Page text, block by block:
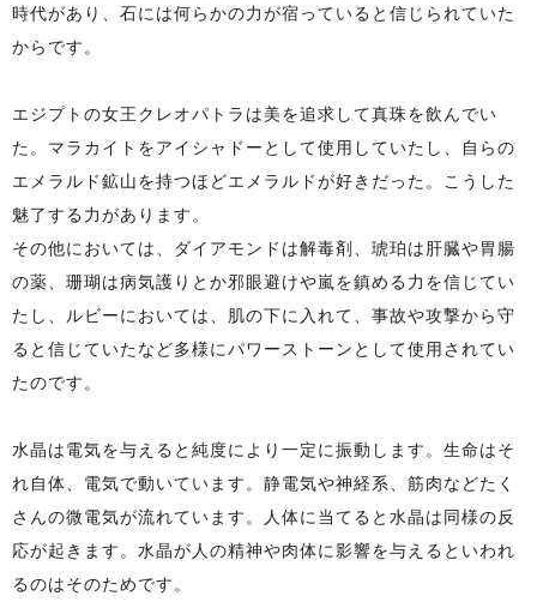
時代があり、石には何らかの力が宿っていると信じられていた
からです。
エジプトの女王クレオパトラは美を追求して真珠を飲んでい
た。マラカイトをアイシャドーとして使用していたし、自らの
エメラルド鉱山を持つほどエメラルドが好きだった。こうした
魅了する力があります。
その他においては、ダイアモンドは解毒剤、琥珀は肝臓や胃腸
の薬、珊瑚は病気護りとか邪眼避けや嵐を鎮める力を信じてい
たし、ルビーにおいては、肌の下に入れて、事故や攻撃から守
ると信じていたなど多様にパワーストーンとして使用されてい
たのです。
水晶は電気を与えると純度により一定に振動します。生命はそ
れ自体、電気で動いています。静電気や神経系、筋肉などたく
さんの微電気が流れています。人体に当てると水晶は同様の反
応が起きます。水晶が人の精神や肉体に影響を与えるといわれ
るのはそのためです。